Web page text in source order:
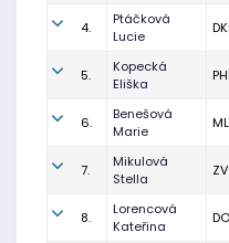
4.
Ptáčková
Lucie
5.
Kopecká
Eliška
6.
Benešová
Marie
7.
Mikulová
Stella
8.
Lorencová
Kateřina